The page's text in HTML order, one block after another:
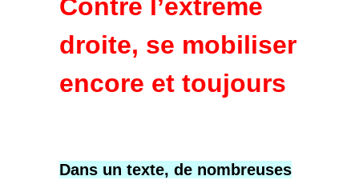
Contre l’extrême
droite, se mobiliser
encore et toujours
Dans un texte, de nombreuses